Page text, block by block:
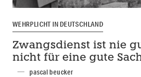
WEHRPLICHT IN DEUTSCHLAND
Zwangsdienst ist nie
nicht für eine gute
pascal beucker